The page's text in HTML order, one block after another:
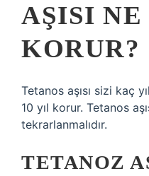
AŞISI
KORUR?
Tetanos aşısı sizi kaç
10 yıl korur. Tetanos
tekrarlanmalıdır.
TETANOZ